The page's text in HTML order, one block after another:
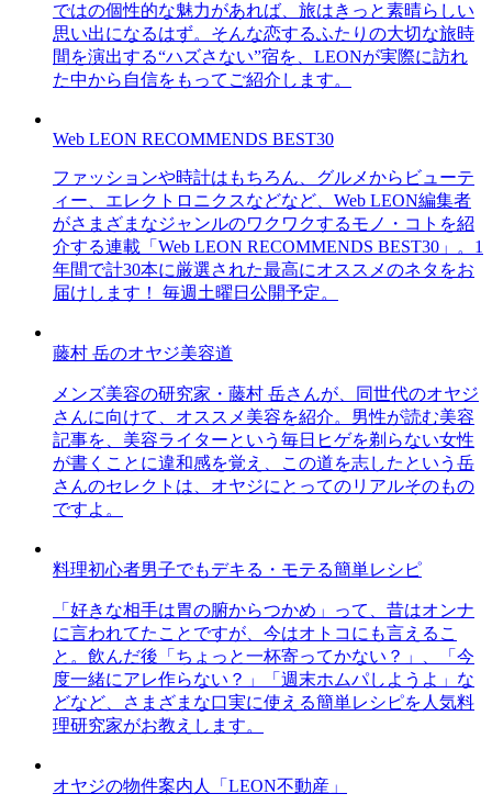
ではの個性的な魅力があれば、旅はきっと素晴らしい
思い出になるはず。そんな恋するふたりの大切な旅時
間を演出する“ハズさない”宿を、LEONが実際に訪れ
た中から自信をもってご紹介します。
Web LEON RECOMMENDS BEST30
ファッションや時計はもちろん、グルメからビューテ
ィー、エレクトロニクスなどなど、Web LEON編集者
がさまざまなジャンルのワクワクするモノ・コトを紹
介する連載「Web LEON RECOMMENDS BEST30」。1
年間で計30本に厳選された最高にオススメのネタをお
届けします！ 毎週土曜日公開予定。
藤村 岳のオヤジ美容道
メンズ美容の研究家・藤村 岳さんが、同世代のオヤジ
さんに向けて、オススメ美容を紹介。男性が読む美容
記事を、美容ライターという毎日ヒゲを剃らない女性
が書くことに違和感を覚え、この道を志したという岳
さんのセレクトは、オヤジにとってのリアルそのもの
ですよ。
料理初心者男子でもデキる・モテる簡単レシピ
「好きな相手は胃の腑からつかめ」って、昔はオンナ
に言われてたことですが、今はオトコにも言えるこ
と。飲んだ後「ちょっと一杯寄ってかない？」、「今
度一緒にアレ作らない？」「週末ホムパしようよ」な
どなど、さまざまな口実に使える簡単レシピを人気料
理研究家がお教えします。
オヤジの物件案内人「LEON不動産」